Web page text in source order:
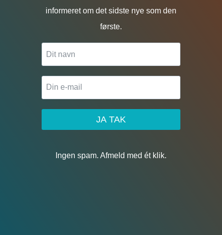
informeret om det sidste nye som den
første.
JA TAK
Ingen spam. Afmeld med ét klik.